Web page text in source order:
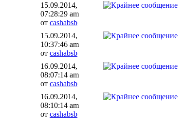
15.09.2014,
07:28:29 am
от cashabsb
15.09.2014,
10:37:46 am
от cashabsb
16.09.2014,
08:07:14 am
от cashabsb
16.09.2014,
08:10:14 am
от cashabsb